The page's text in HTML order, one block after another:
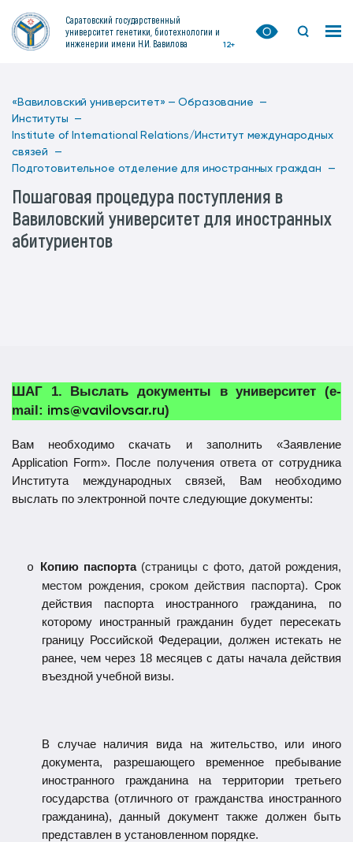
Саратовский государственный
университет генетики, биотехнологии и
инженерии имени Н.И. Вавилова
12+
«Вавиловский университет» — Образование —
Институты —
Institute of International Relations/Институт международных
связей —
Подготовительное отделение для иностранных граждан —
Пошаговая процедура поступления в
Вавиловский университет для иностранных
абитуриентов
ШАГ 1. Выслать документы в университет (e-
mail: ims@vavilovsar.ru)
Вам необходимо скачать и заполнить «Заявление
Application Form». После получения ответа от сотрудника
Института международных связей, Вам необходимо
выслать по электронной почте следующие документы:
o Копию паспорта(страницы с фото, датой рождения,
местом рождения, сроком действия паспорта). Срок
действия паспорта иностранного гражданина, по
которому иностранный гражданин будет пересекать
границу Российской Федерации, должен истекать не
ранее, чем через 18 месяцев с даты начала действия
въездной учебной визы.
В случае наличия вида на жительство, или иного
документа, разрешающего временное пребывание
иностранного гражданина на территории третьего
государства (отличного от гражданства иностранного
гражданина), данный документ также должен быть
представлен в установленном порядке.